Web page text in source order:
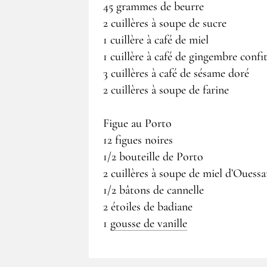
45 grammes de beurre
2 cuillères à soupe de sucre
1 cuillère à café de miel
1 cuillère à café de gingembre confit
3 cuillères à café de sésame doré
2 cuillères à soupe de farine
Figue au Porto
12 figues noires
1/2 bouteille de Porto
2 cuillères à soupe de miel
1/2 bâtons de cannelle
2 étoiles de badiane
1 gousse de vanille